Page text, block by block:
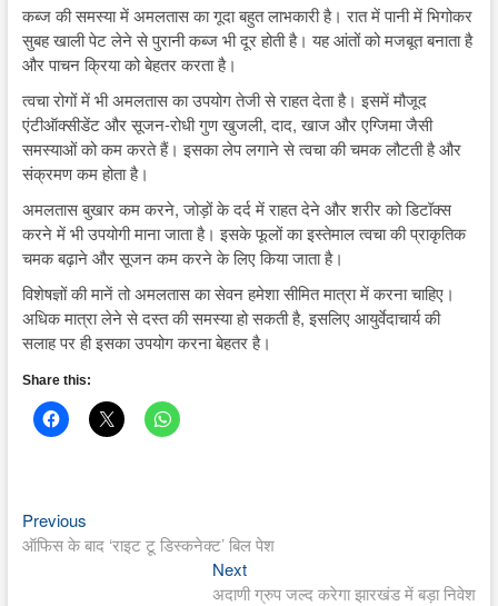
कब्ज की समस्या में अमलतास का गूदा बहुत लाभकारी है। रात में पानी में भिगोकर
सुबह खाली पेट लेने से पुरानी कब्ज भी दूर होती है। यह आंतों को मजबूत बनाता है
और पाचन क्रिया को बेहतर करता है।
त्वचा रोगों में भी अमलतास का उपयोग तेजी से राहत देता है। इसमें मौजूद
एंटीऑक्सीडेंट और सूजन-रोधी गुण खुजली, दाद, खाज और एग्जिमा जैसी
समस्याओं को कम करते हैं। इसका लेप लगाने से त्वचा की चमक लौटती है और
संक्रमण कम होता है।
अमलतास बुखार कम करने, जोड़ों के दर्द में राहत देने और शरीर को डिटॉक्स
करने में भी उपयोगी माना जाता है। इसके फूलों का इस्तेमाल त्वचा की प्राकृतिक
चमक बढ़ाने और सूजन कम करने के लिए किया जाता है।
विशेषज्ञों की मानें तो अमलतास का सेवन हमेशा सीमित मात्रा में करना चाहिए।
अधिक मात्रा लेने से दस्त की समस्या हो सकती है, इसलिए आयुर्वेदाचार्य की
सलाह पर ही इसका उपयोग करना बेहतर है।
Share this:
Post
navigation
PreviousPrevious
post:
ऑफिस के बाद ‘राइट टू डिस्कनेक्ट’ बिल पेश
NextNext
post:
अदाणी ग्रुप जल्द करेगा झारखंड में बड़ा निवेश